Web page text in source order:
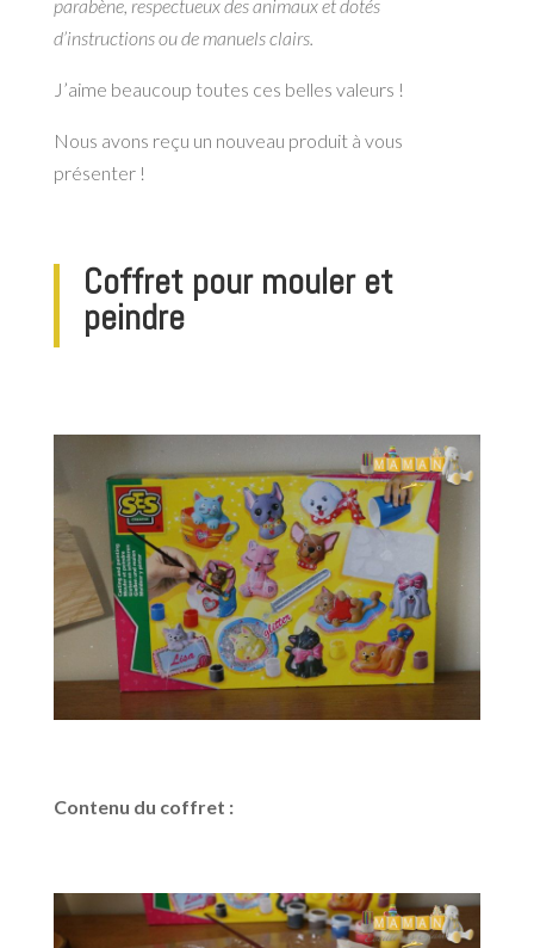
parabène, respectueux des animaux et dotés
d’instructions ou de manuels clairs.
J’aime beaucoup toutes ces belles valeurs !
Nous avons reçu un nouveau produit à vous
présenter !
Coffret pour mouler et
peindre
Contenu du coffret :